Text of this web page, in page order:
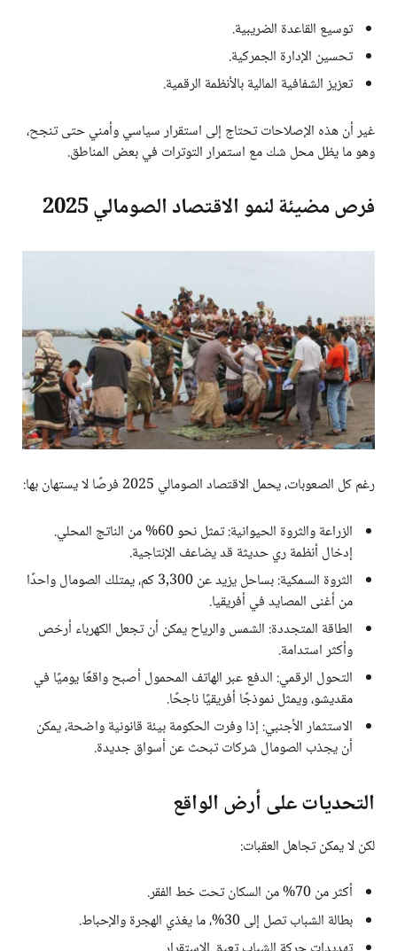
توسيع القاعدة الضريبية.
تحسين الإدارة الجمركية.
تعزيز الشفافية المالية بالأنظمة الرقمية.
غير أن هذه الإصلاحات تحتاج إلى استقرار سياسي وأمني حتى تنجح،
وهو ما يظل محل شك مع استمرار التوترات في بعض المناطق.
فرص مضيئة لنمو الاقتصاد الصومالي 2025
رغم كل الصعوبات، يحمل الاقتصاد الصومالي 2025 فرصًا لا يستهان بها:
الزراعة والثروة الحيوانية: تمثل نحو 60% من الناتج المحلي.
إدخال أنظمة ري حديثة قد يضاعف الإنتاجية.
الثروة السمكية: بساحل يزيد عن 3,300 كم، يمتلك الصومال واحدًا
من أغنى المصايد في أفريقيا.
الطاقة المتجددة: الشمس والرياح يمكن أن تجعل الكهرباء أرخص
وأكثر استدامة.
التحول الرقمي: الدفع عبر الهاتف المحمول أصبح واقعًا يوميًا في
مقديشو، ويمثل نموذجًا أفريقيًا ناجحًا.
الاستثمار الأجنبي: إذا وفرت الحكومة بيئة قانونية واضحة، يمكن
أن يجذب الصومال شركات تبحث عن أسواق جديدة.
التحديات على أرض الواقع
لكن لا يمكن تجاهل العقبات:
أكثر من 70% من السكان تحت خط الفقر.
بطالة الشباب تصل إلى 30%، ما يغذي الهجرة والإحباط.